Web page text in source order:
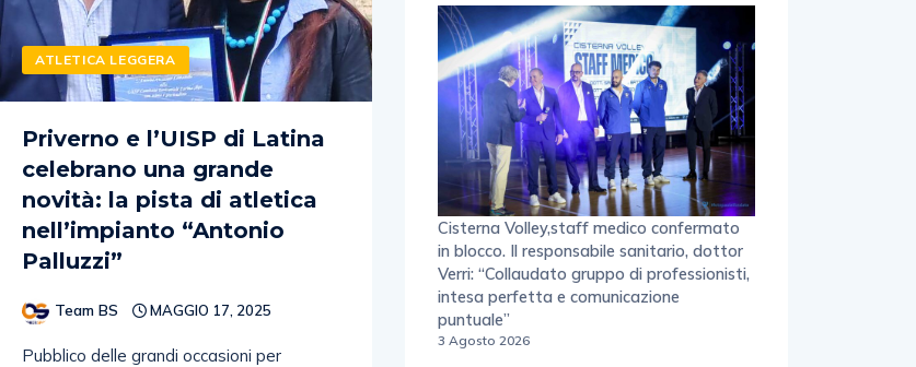
ATLETICA LEGGERA
Priverno e l’UISP di Latina
celebrano una grande
novità: la pista di atletica
nell’impianto “Antonio
Palluzzi”
Team BS MAGGIO 17, 2025
Pubblico delle grandi occasioni per
Cisterna Volley,staff medico confermato
in blocco. Il responsabile sanitario, dottor
Verri: “Collaudato gruppo di professionisti,
intesa perfetta e comunicazione
puntuale”
3 Agosto 2026